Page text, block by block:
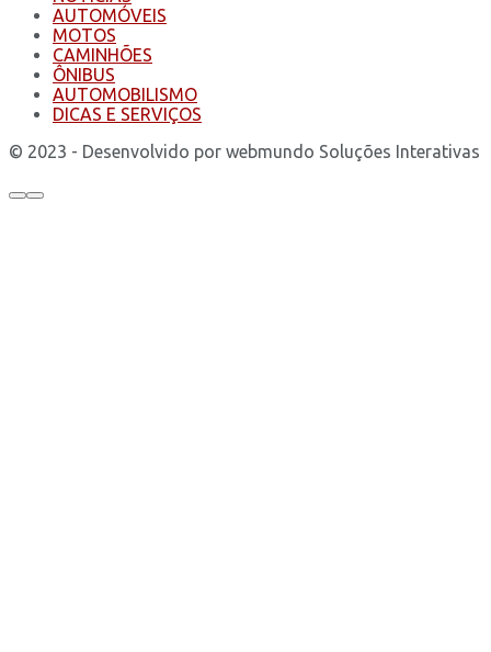
AUTOMÓVEIS
MOTOS
CAMINHÕES
ÔNIBUS
AUTOMOBILISMO
DICAS E SERVIÇOS
© 2023 - Desenvolvido por webmundo Soluções Interativas